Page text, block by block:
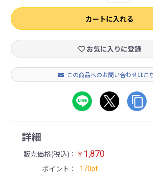
カートに入れる
お気に入りに登録
この商品へのお問い合わせはこ
詳細
販売価格(税込) ￥ 1,870
ポイント 170pt